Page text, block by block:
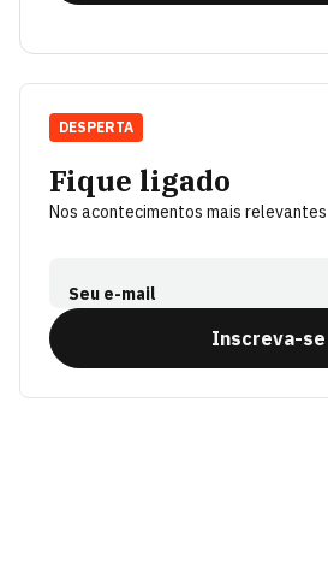
Fique ligado
Nos acontecimentos mais
Seu e-mail
Inscreva-se
DESPERTA